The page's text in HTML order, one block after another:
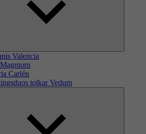
Valencia
Carlén
tolkar Vedum